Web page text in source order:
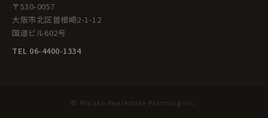
〒530-0057
大阪市北区曽根崎2-1-12
国道ビル602号
TEL 06-4400-1334
© Miyako Realestate Planning Inc.